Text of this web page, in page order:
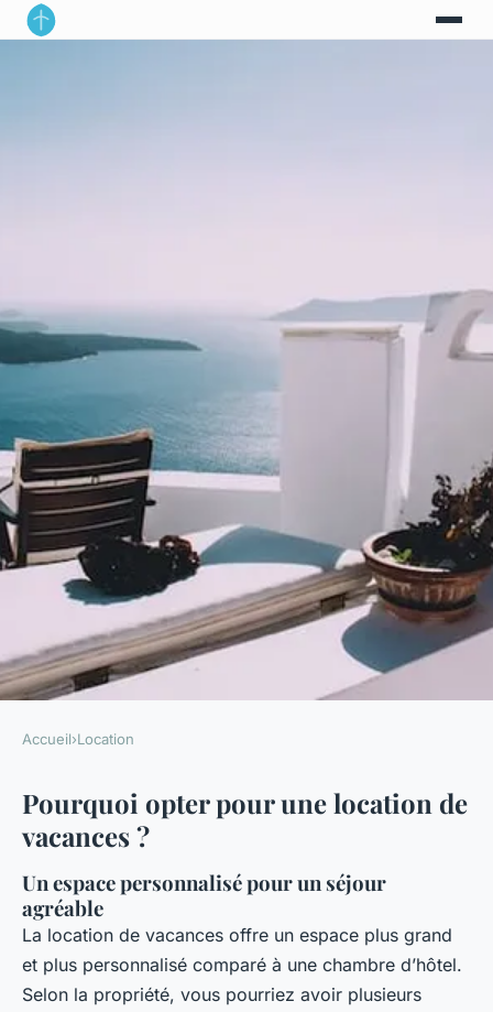
Partez-vous en vacances ?
Pourquoi la location est la clé
d'un séjour inoubliable !
Damien•22 décembre 2023 •7 min de lecture
Accueil›Location
Pourquoi opter pour une location de
vacances ?
Un espace personnalisé pour un séjour
agréable
La location de vacances offre un espace plus grand
et plus personnalisé comparé à une chambre d’hôtel.
Selon la propriété, vous pourriez avoir plusieurs